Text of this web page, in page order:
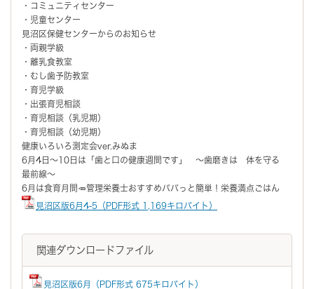
・コミュニティセンター
・児童センター
見沼区保健センターからのお知らせ
・両親学級
・離乳食教室
・むし歯予防教室
・育児学級
・出張育児相談
・育児相談（乳児期）
・育児相談（幼児期）
健康いろいろ測定会ver.みぬま
6月4日～10日は「歯と口の健康週間です」 ～歯磨きは 体を守る
最前線～
6月は食育月間🥕管理栄養士おすすめパパっと簡単！栄養満点ごはん
見沼区版6月4-5（PDF形式 1,169キロバイト）
関連ダウンロードファイル
見沼区版6月（PDF形式 675キロバイト）